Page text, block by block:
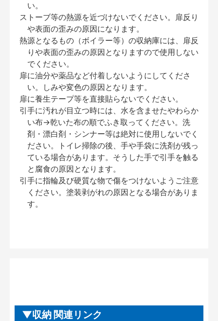
い。
ストーブ等の熱源を近づけないでください。扉反り
や表面の歪みの原因になります。
熱源となるもの（ボイラー等）の収納庫には、扉反
りや表面の歪みの原因となりますので使用しない
でください。
扉に油分や薬品など付着しないようにしてくださ
い。しみや変色の原因となります。
扉に養生テープ等を直接貼らないでください。
引手に汚れが目立つ時には、水を含ませたやわらか
い布→乾いた布の順でふき取ってください。洗
剤・漂白剤・シンナー等は絶対に使用しないでく
ださい。トイレ掃除の後、手や手袋に洗剤が残っ
ている場合があります。そうした手で引手を触る
と腐食の原因となります。
引手に指輪及び硬質な物で傷をつけないようご注意
ください。塗装剥がれの原因となる場合がありま
す。
収納 関連リンク